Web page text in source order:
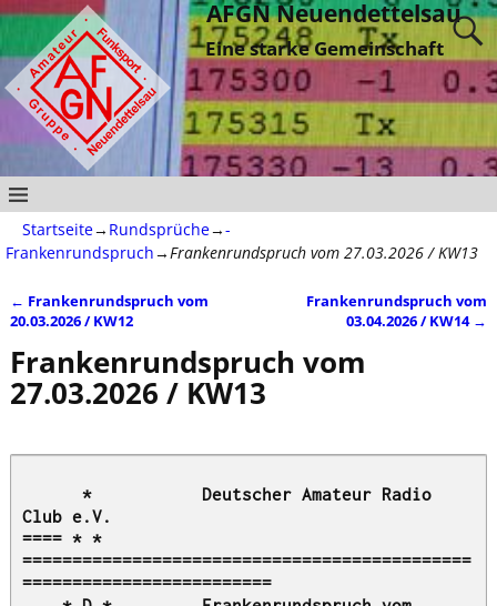
AFGN Neuendettelsau
Eine starke Gemeinschaft
Startseite→ Rundsprüche→-
Frankenrundspruch→Frankenrundspruch vom 27.03.2026 / KW13
Artikelnavigation
← Frankenrundspruch vom
20.03.2026 / KW12
Frankenrundspruch vom
03.04.2026 / KW14 →
Frankenrundspruch vom
27.03.2026 / KW13